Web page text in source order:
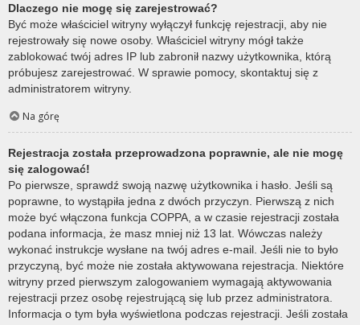
Dlaczego nie mogę się zarejestrować?
Być może właściciel witryny wyłączył funkcję rejestracji, aby nie
rejestrowały się nowe osoby. Właściciel witryny mógł także
zablokować twój adres IP lub zabronił nazwy użytkownika, którą
próbujesz zarejestrować. W sprawie pomocy, skontaktuj się z
administratorem witryny.
Na górę
Rejestracja została przeprowadzona poprawnie, ale nie mogę
się zalogować!
Po pierwsze, sprawdź swoją nazwę użytkownika i hasło. Jeśli są
poprawne, to wystąpiła jedna z dwóch przyczyn. Pierwszą z nich
może być włączona funkcja COPPA, a w czasie rejestracji została
podana informacja, że masz mniej niż 13 lat. Wówczas należy
wykonać instrukcje wysłane na twój adres e-mail. Jeśli nie to było
przyczyną, być może nie została aktywowana rejestracja. Niektóre
witryny przed pierwszym zalogowaniem wymagają aktywowania
rejestracji przez osobę rejestrującą się lub przez administratora.
Informacja o tym była wyświetlona podczas rejestracji. Jeśli została